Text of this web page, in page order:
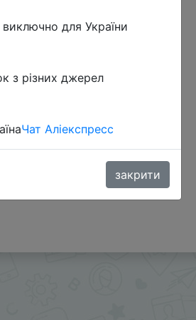
для України
з різних джерел
Чат Аліекспресс
закрити